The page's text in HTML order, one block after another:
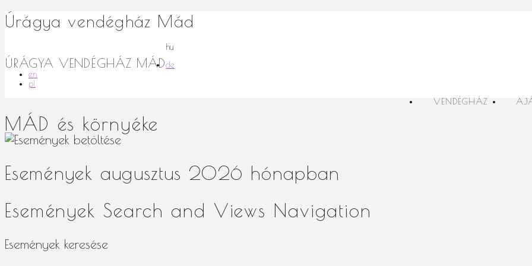
Úrágya vendégház Mád
ÚRÁGYA VENDÉGHÁZ MÁD
hu
de
en
pl
VENDÉGHÁZ
MÁD és környéke
Események augusztus 2026 hónapban
Események Search and Views Navigation
Események keresése